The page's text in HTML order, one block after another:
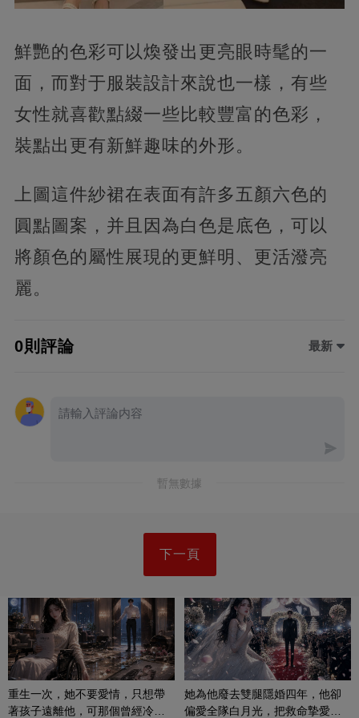
鮮艷的色彩可以煥發出更亮眼時髦的一
面，而對于服裝設計來說也一樣，有些
女性就喜歡點綴一些比較豐富的色彩，
裝點出更有新鮮趣味的外形。
上圖這件紗裙在表面有許多五顏六色的
圓點圖案，并且因為白色是底色，可以
將顏色的屬性展現的更鮮明、更活潑亮
麗。
0則評論 最新
暫無數據
下一頁
重生一次，她不要愛情，只想帶
著孩子遠離他，可那個曾經冷漠
她為他廢去雙腿隱婚四年，他卻
偏愛全隊白月光，把救命摯愛當